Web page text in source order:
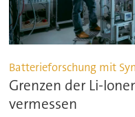
Batterieforschung mit
Grenzen der Li-
vermessen